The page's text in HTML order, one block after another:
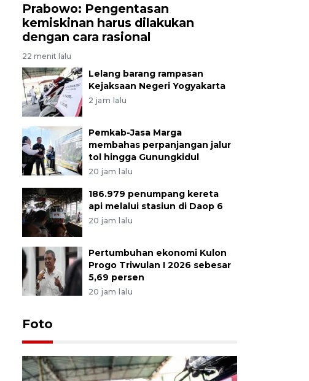
Prabowo: Pengentasan
kemiskinan harus dilakukan
dengan cara rasional
22 menit lalu
Lelang barang rampasan
Kejaksaan Negeri Yogyakarta
2 jam lalu
Pemkab-Jasa Marga
membahas perpanjangan jalur
tol hingga Gunungkidul
20 jam lalu
186.979 penumpang kereta
api melalui stasiun di Daop 6
20 jam lalu
Pertumbuhan ekonomi Kulon
Progo Triwulan I 2026 sebesar
5,69 persen
20 jam lalu
Foto